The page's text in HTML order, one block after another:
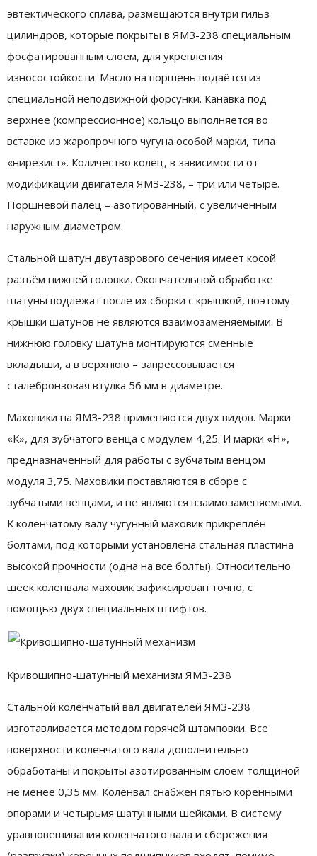
эвтектического сплава, размещаются внутри гильз
цилиндров, которые покрыты в ЯМЗ-238 специальным
фосфатированным слоем, для укрепления
износостойкости. Масло на поршень подаётся из
специальной неподвижной форсунки. Канавка под
верхнее (компрессионное) кольцо выполняется во
вставке из жаропрочного чугуна особой марки, типа
«нирезист». Количество колец, в зависимости от
модификации двигателя ЯМЗ-238, – три или четыре.
Поршневой палец – азотированный, с увеличенным
наружным диаметром.
Стальной шатун двутаврового сечения имеет косой
разъём нижней головки. Окончательной обработке
шатуны подлежат после их сборки с крышкой, поэтому
крышки шатунов не являются взаимозаменяемыми. В
нижнюю головку шатуна монтируются сменные
вкладыши, а в верхнюю – запрессовывается
сталебронзовая втулка 56 мм в диаметре.
Маховики на ЯМЗ-238 применяются двух видов. Марки
«К», для зубчатого венца с модулем 4,25. И марки «Н»,
предназначенный для работы с зубчатым венцом
модуля 3,75. Маховики поставляются в сборе с
зубчатыми венцами, и не являются взаимозаменяемыми.
К коленчатому валу чугунный маховик прикреплён
болтами, под которыми установлена стальная пластина
высокой прочности (одна на все болты). Относительно
шеек коленвала маховик зафиксирован точно, с
помощью двух специальных штифтов.
Кривошипно-шатунный механизм ЯМЗ-238
Стальной коленчатый вал двигателей ЯМЗ-238
изготавливается методом горячей штамповки. Все
поверхности коленчатого вала дополнительно
обработаны и покрыты азотированным слоем толщиной
не менее 0,35 мм. Коленвал снабжён пятью коренными
опорами и четырьмя шатунными шейками. В систему
уравновешивания коленчатого вала и сбережения